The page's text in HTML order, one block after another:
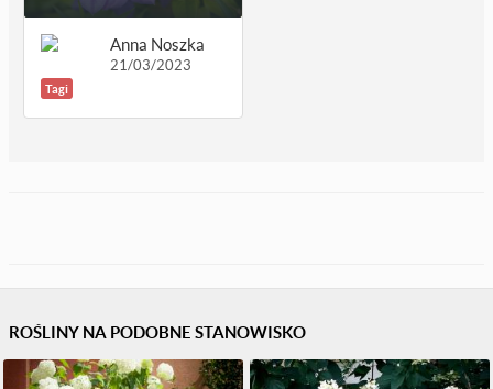
Anna Noszka
21/03/2023
Tagi
ROŚLINY NA PODOBNE STANOWISKO